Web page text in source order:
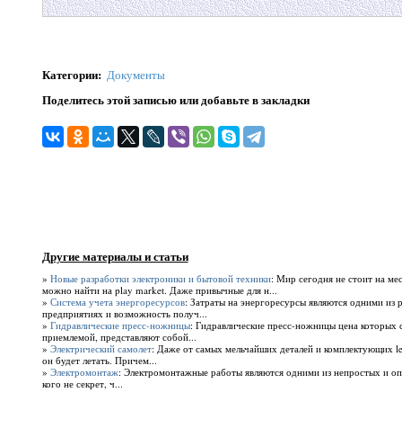
Категории: Документы
Поделитесь этой записью или добавьте в закладки
Другие материалы и статьи
» Новые разработки электроники и бытовой техники: Мир сегодня не стоит на
можно найти на play market. Даже привычные для н...
» Система учета энергоресурсов: Затраты на энергоресурсы являются одними из
предприятиях и возможность получ...
» Гидравлические пресс-ножницы: Гидравлические пресс-ножницы цена которых
приемлемой, представляют собой...
» Электрический самолет: Даже от самых мельчайших деталей и комплектующих
он будет летать. Причем...
» Электромонтаж: Электромонтажные работы являются одними из непростых и
кого не секрет, ч...